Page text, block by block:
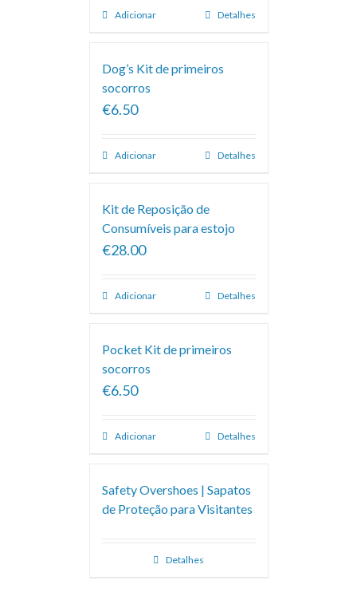
Adicionar Detalhes
Dog’s Kit de primeiros
socorros
€6.50
Adicionar Detalhes
Kit de Reposição de
Consumíveis para estojo
€28.00
Adicionar Detalhes
Pocket Kit de primeiros
socorros
€6.50
Adicionar Detalhes
Safety Overshoes | Sapatos
de Proteção para Visitantes
Detalhes